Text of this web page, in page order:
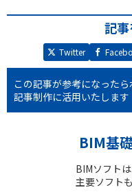
記
Twitter
この記事が参考になったら
記事制作に活用いたします
BIM基
BIMソフト
主要ソフト